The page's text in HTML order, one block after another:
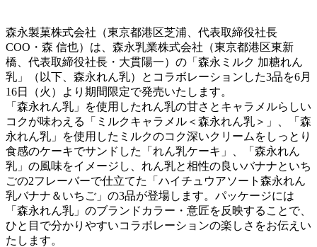
森永製菓株式会社（東京都港区芝浦、代表取締役社長
COO・森 信也）は、森永乳業株式会社（東京都港区東新
橋、代表取締役社長・大貫陽一）の「森永ミルク 加糖れん
乳」（以下、森永れん乳）とコラボレーションした3品を6月
16日（火）より期間限定で発売いたします。
「森永れん乳」を使用したれん乳の甘さとキャラメルらしい
コクが味わえる「ミルクキャラメル＜森永れん乳＞」、「森
永れん乳」を使用したミルクのコク深いクリームをしっとり
食感のケーキでサンドした「れん乳ケーキ」、「森永れん
乳」の風味をイメージし、れん乳と相性の良いバナナといち
ごの2フレーバーで仕立てた「ハイチュウアソート森永れん
乳バナナ＆いちご」の3品が登場します。パッケージには
「森永れん乳」のブランドカラー・意匠を反映することで、
ひと目で分かりやすいコラボレーションの楽しさをお伝えい
たします。